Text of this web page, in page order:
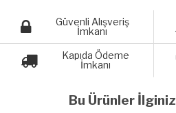
Güvenli Alışveriş
İmkanı
Kapıda Ödeme
İmkanı
Bu Ürünler